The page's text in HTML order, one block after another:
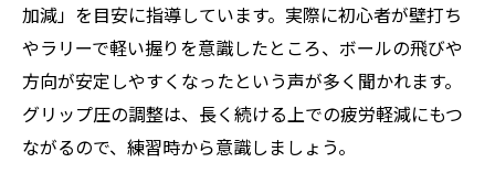
加減」を目安に指導しています。実際に初心者が壁打ち
やラリーで軽い握りを意識したところ、ボールの飛びや
方向が安定しやすくなったという声が多く聞かれます。
グリップ圧の調整は、長く続ける上での疲労軽減にもつ
ながるので、練習時から意識しましょう。